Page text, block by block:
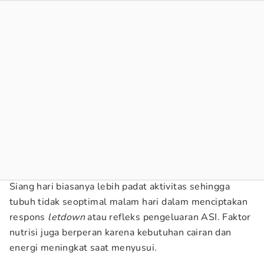
Siang hari biasanya lebih padat aktivitas sehingga
tubuh tidak seoptimal malam hari dalam menciptakan
respons letdownatau refleks pengeluaran ASI. Faktor
nutrisi juga berperan karena kebutuhan cairan dan
energi meningkat saat menyusui.